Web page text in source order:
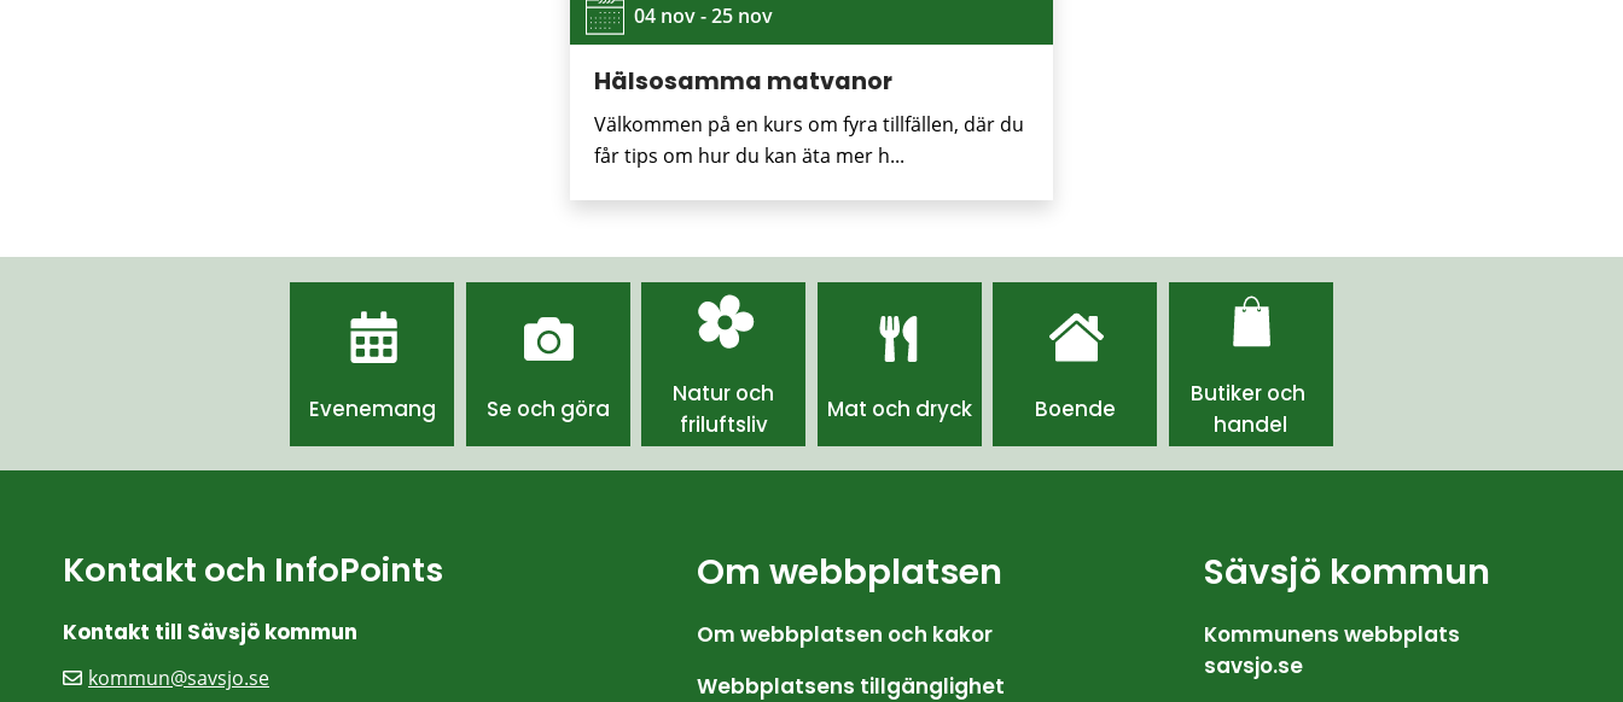
04 nov - 25 nov
Hälsosamma matvanor
Välkommen på en kurs om fyra tillfällen, där du
får tips om hur du kan äta mer h...
Evenemang Se och göra
Natur och
friluftsliv
Mat och dryck Boende
Butiker och
handel
Kontakt och InfoPoints
Kontakt till Sävsjö kommun
kommun@savsjo.se
Om webbplatsen
Om webbplatsen och kakor
Webbplatsens tillgänglighet
Sävsjö kommun
Kommunens webbplats
savsjo.se